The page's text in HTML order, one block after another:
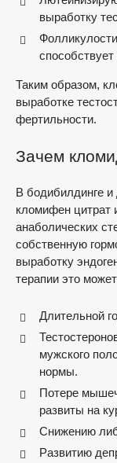
выработку
способствует
Таким образом,
выработке
фертильности.
Зачем
В бодибилдинге и
кломифен цитрат
анаболических
собственную
выработку
терапии это
Длительной
мужского
нормы.
Потере
развиты на
Снижению
Развитию